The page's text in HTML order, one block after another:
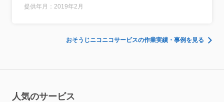
提供年月：2019年2月
おそうじニコニコサービスの作業実績・事例を見る
人気のサービス